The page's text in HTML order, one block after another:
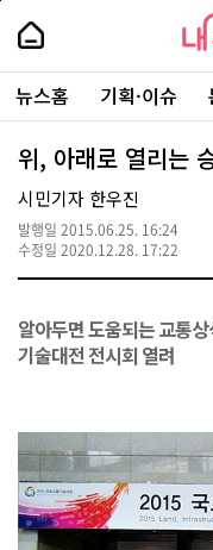
본
로
가
내
손
안
에
서
울
-
서
울
시
대
표
소
포
털
내
손
에
울
주
요
서
뉴스홈 기획·이슈
위, 아래로 열리는
시민기자 한우진
발행일 2015.06.25. 16:24
수정일 2020.12.28. 17:22
알아두면 도움되는 교통
기술대전 전시회 열려
페
상
단
로